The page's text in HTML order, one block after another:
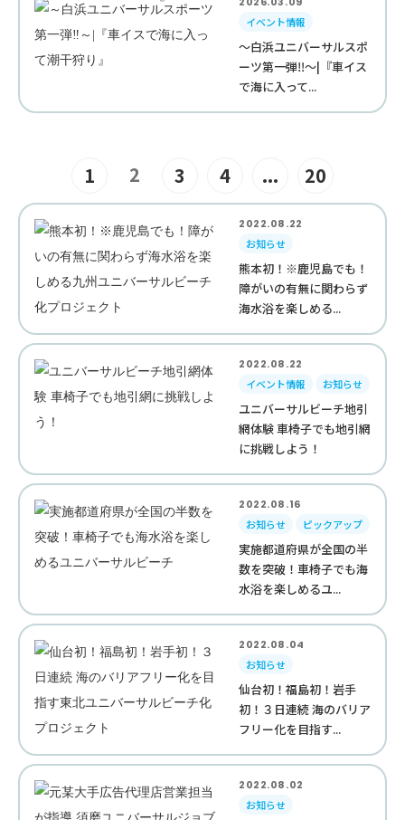
イベント情報
～白浜ユニバーサルスポ
ーツ第一弾‼︎～|『車イス
で海に入って...
1 2 3 4 ... 20
2022.08.22
お知らせ
熊本初！※鹿児島でも！
障がいの有無に関わらず
海水浴を楽しめる...
2022.08.22
イベント情報
お知らせ
ユニバーサルビーチ地引
網体験 車椅子でも地引網
に挑戦しよう！
2022.08.16
お知らせ
ピックアップ
実施都道府県が全国の半
数を突破！車椅子でも海
水浴を楽しめるユ...
2022.08.04
お知らせ
仙台初！福島初！岩手
初！３日連続 海のバリア
フリー化を目指す...
2022.08.02
お知らせ